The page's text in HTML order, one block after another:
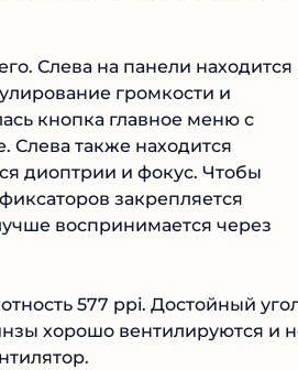
Слева на панели находится
громкости и
кнопка главное меню с
Слева также находится
диоптрии и фокус. Чтобы
закрепляется
воспринимается через
577 ppi. Достойный
хорошо вентилируются и